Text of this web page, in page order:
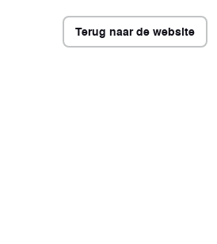
Terug naar de website